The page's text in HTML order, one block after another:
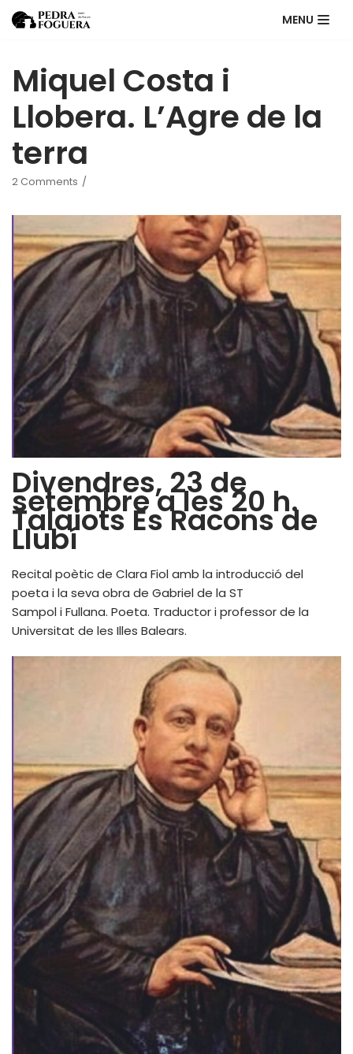
content
MENU
Miquel Costa i
Llobera. L’Agre de la
terra
2 Comments
Divendres, 23 de
setembre a les 20 h.
Talaiots Es Racons de
Llubí
Recital poètic de Clara Fiol amb la introducció del
poeta i la seva obra de Gabriel de la ST
Sampol i Fullana. Poeta. Traductor i professor de la
Universitat de les Illes Balears.